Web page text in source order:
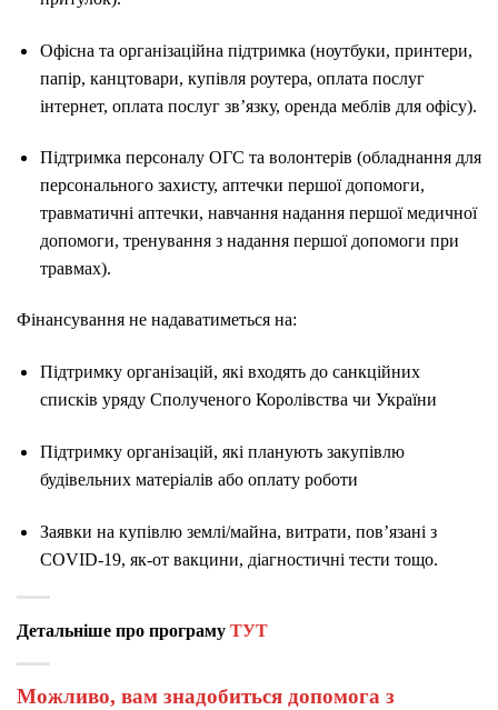
Офісна та організаційна підтримка (ноутбуки, принтери,
папір, канцтовари, купівля роутера, оплата послуг
інтернет, оплата послуг зв’язку, оренда меблів для офісу).
Підтримка персоналу ОГС та волонтерів (обладнання для
персонального захисту, аптечки першої допомоги,
травматичні аптечки, навчання надання першої медичної
допомоги, тренування з надання першої допомоги при
травмах).
Фінансування не надаватиметься на:
Підтримку організацій, які входять до санкційних
списків уряду Сполученого Королівства чи України
Підтримку організацій, які планують закупівлю
будівельних матеріалів або оплату роботи
Заявки на купівлю землі/майна, витрати, пов’язані з
COVID-19, як-от вакцини, діагностичні тести тощо.
Детальніше про програму ТУТ
Можливо, вам знадобиться допомога з